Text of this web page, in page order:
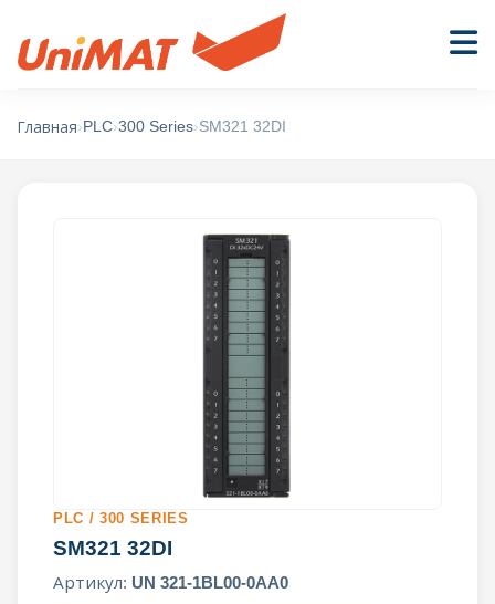
Главная› PLC›300 Series›SM321 32DI
PLC / 300 SERIES
SM321 32DI
Артикул: UN 321-1BL00-0AA0